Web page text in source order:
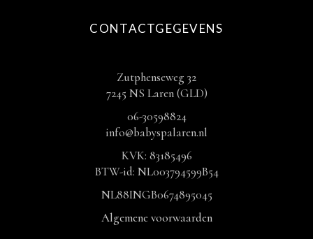
CONTACTGEGEVENS
Zutphenseweg 32
7245 NS Laren (GLD)
06-30598824
info@babyspalaren.nl
KVK: 83185496
BTW-id: NL003794599B54
NL88INGB0674895045
Algemene voorwaarden